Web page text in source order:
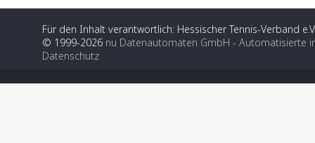
Für den Inhalt verantwortlich: Hessischer Tennis-Verband
© 1999-2026 nu Datenautomaten GmbH - Automatisierte
Datenschutz